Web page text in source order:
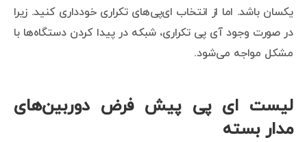
یکسان باشد. اما از انتخاب ای‌پی‌های تکراری خودداری کنید. زیرا
در صورت وجود آی پی تکراری، شبکه در پیدا کردن دستگاه‌ها با
مشکل مواجه می‌شود.
لیست ای پی پیش فرض دوربین‌های
مدار بسته